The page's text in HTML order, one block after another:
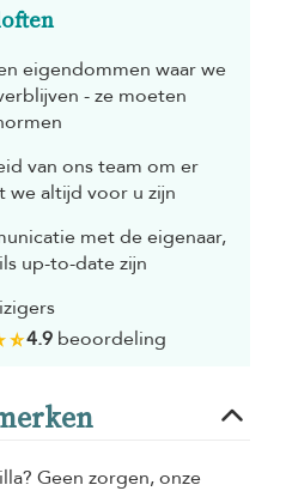
eigendommen waar we
- ze moeten
van ons team om er
we altijd voor u zijn
met de eigenaar,
up-to-date zijn
4.9beoordeling
Geen zorgen, onze